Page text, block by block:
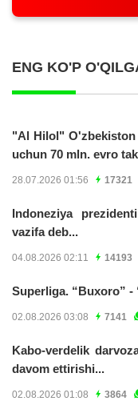
ENG KO'P
"Al Hilol" O'zbekiston
uchun 70 mln. evro
28.07.2026 01:56 17321
Indoneziya
vazifa deb...
04.08.2026 02:11 14193
Superliga. “Buxoro” -
02.08.2026 03:08 7141
Kabo-verdelik
davom ettirishi...
02.08.2026 01:08 3864